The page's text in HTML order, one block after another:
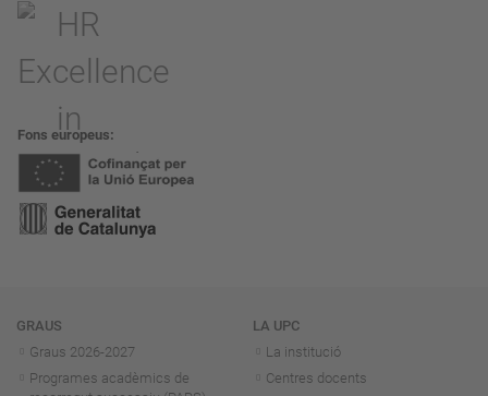
Fons europeus
Navegació
GRAUS
Graus 2026-2027
Programes acadèmics de
LA UPC
La institució
Centres docents